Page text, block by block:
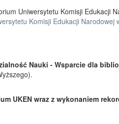
Uniwersytetu Komisji Edukacji
Komisji Edukacji Narodowej
Nauki - Wsparcie dla
UKEN wraz z wykonaniem